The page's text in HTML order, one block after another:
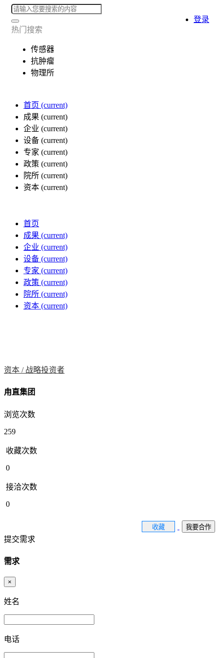
热门搜索
传感器
抗肿瘤
物理所
首页 (current)
成果 (current)
企业 (current)
设备 (current)
专家 (current)
政策 (current)
院所 (current)
资本 (current)
登录
首页
成果 (current)
企业 (current)
设备 (current)
专家 (current)
政策 (current)
院所 (current)
资本 (current)
资本 / 战略投资者
甪直集团
浏览次数
259
收藏次数
0
接洽次数
0
收藏 我要合作
提交需求
需求
×
姓名
电话